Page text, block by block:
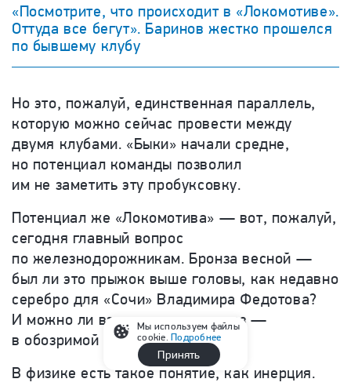
«Посмотрите, что происходит в «Локомотиве».
Оттуда все бегут». Баринов жестко прошелся
по бывшему клубу
Но это, пожалуй, единственная параллель,
которую можно сейчас провести между
двумя клубами. «Быки» начали средне,
но потенциал команды позволил
им не заметить эту пробуксовку.
Потенциал же «Локомотива» — вот, пожалуй,
сегодня главный вопрос
по железнодорожникам. Бронза весной —
был ли это прыжок выше головы, как недавно
серебро для «Сочи» Владимира Федотова?
И можно ли взлететь так еще раз —
в обозримой перспективе?
В физике есть такое понятие, как инерция.
Мы используем файлы
cookie.Подробнее
Принять